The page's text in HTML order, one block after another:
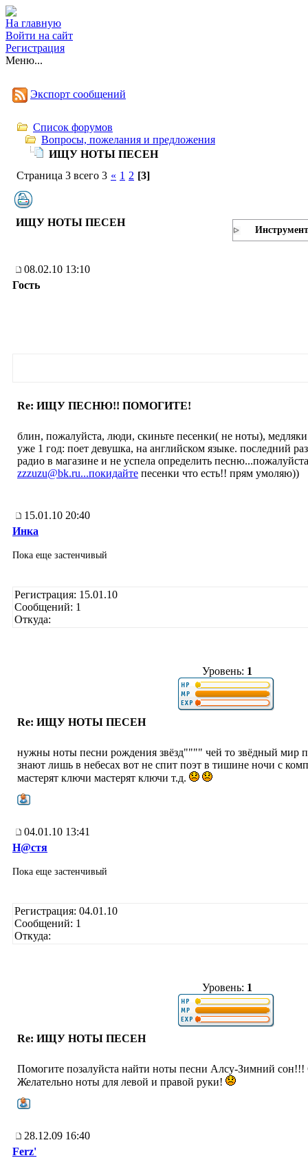
На главную
Войти на сайт
Регистрация
Меню...
Экспорт сообщений
Список форумов
Вопросы, пожелания и предложения
ИЩУ НОТЫ ПЕСЕН
Страница 3 всего 3 « 1 2 [3]
ИЩУ НОТЫ ПЕСЕН
08.02.10 13:10
Гость
Re: ИЩУ ПЕСНЮ!! ПОМОГИТЕ!
блин, пожалуйста, люди, скиньте песенки( не ноты),
уже 1 год: поет девушка, на английском языке. последний
радио в магазине и не успела определить
zzzuzu@bk.ru...поки­дайте песенки что есть!! прям умоляю))
15.01.10 20:40
Инка
Пока еще застенчивый
Регистрация: 15.01.10
Сообщений: 1
Откуда:
Уровень: 1
Re: ИЩУ НОТЫ ПЕСЕН
нужны ноты песни рождения звёзд"""" чей то звёдный мир
знают лишь в небесах вот не спит поэт в тишине ночи с
мастерят ключи мастерят ключи т.д.
04.01.10 13:41
Н@cтя
Пока еще застенчивый
Регистрация: 04.01.10
Сообщений: 1
Откуда:
Уровень: 1
Re: ИЩУ НОТЫ ПЕСЕН
Помогите позалуйста найти ноты песни Алсу-Зимний
Желательно ноты для левой и правой руки!
28.12.09 16:40
Ferz'